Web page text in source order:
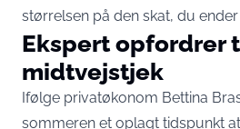
størrelsen på den skat, du
Ekspert opfordrer
midtvejstjek
Ifølge privatøkonom Bettina
sommeren et oplagt tidspunkt